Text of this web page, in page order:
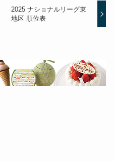
2025 ナショナルリーグ東
地区 順位表